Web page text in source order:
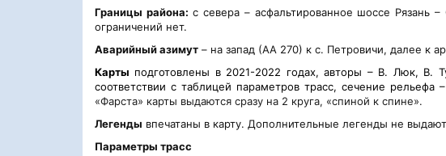
Границы района: с севера – асфальтированное шоссе Рязань
ограничений нет.
Аварийный азимут – на запад (АА 270) к с. Петровичи, далее к
Карты подготовлены в 2021-2022 годах, авторы – В. Люк, В.
соответствии с таблицей параметров трасс, сечение
«Фарста» карты выдаются сразу на 2 круга, «спиной к спине».
Легенды впечатаны в карту. Дополнительные легенды не
Параметры трасс